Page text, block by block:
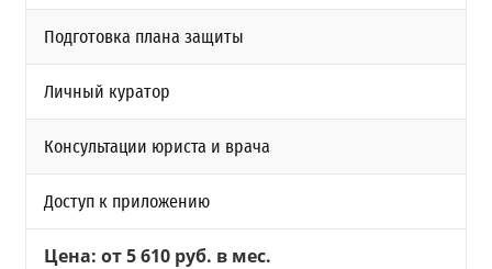
Подготовка плана защиты
Личный куратор
Консультации юриста и врача
Доступ к приложению
Цена: от 5 610 руб. в мес.